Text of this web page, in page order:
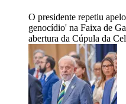
O presidente repetiu
genocídio' na Faixa de
abertura da Cúpula da